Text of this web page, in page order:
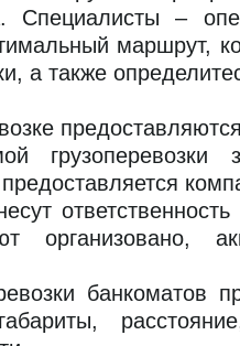
Специалисты –
маршрут,
а также
грузоперевозки
организовано,
банкоматов